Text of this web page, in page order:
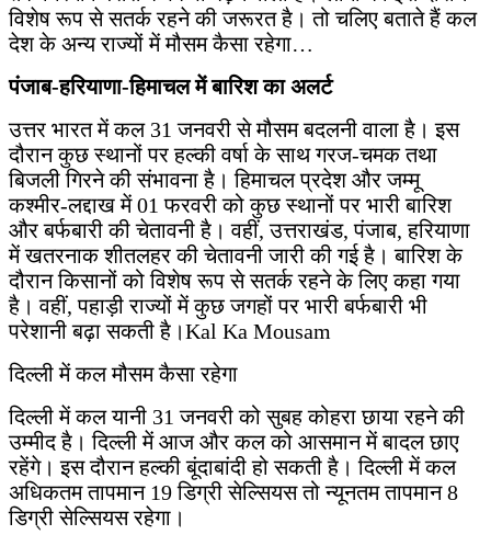
विशेष रूप से सतर्क रहने की जरूरत है। तो चलिए बताते हैं कल
देश के अन्य राज्यों में मौसम कैसा रहेगा…
पंजाब-हरियाणा-हिमाचल में बारिश का अलर्ट
उत्तर भारत में कल 31 जनवरी से मौसम बदलनी वाला है। इस
दौरान कुछ स्थानों पर हल्की वर्षा के साथ गरज-चमक तथा
बिजली गिरने की संभावना है। हिमाचल प्रदेश और जम्मू
कश्मीर-लद्दाख में 01 फरवरी को कुछ स्थानों पर भारी बारिश
और बर्फबारी की चेतावनी है। वहीं, उत्तराखंड, पंजाब, हरियाणा
में खतरनाक शीतलहर की चेतावनी जारी की गई है। बारिश के
दौरान किसानों को विशेष रूप से सतर्क रहने के लिए कहा गया
है। वहीं, पहाड़ी राज्यों में कुछ जगहों पर भारी बर्फबारी भी
परेशानी बढ़ा सकती है।Kal Ka Mousam
दिल्ली में कल मौसम कैसा रहेगा
दिल्ली में कल यानी 31 जनवरी को सुबह कोहरा छाया रहने की
उम्मीद है। दिल्ली में आज और कल को आसमान में बादल छाए
रहेंगे। इस दौरान हल्की बूंदाबांदी हो सकती है। दिल्ली में कल
अधिकतम तापमान 19 डिग्री सेल्सियस तो न्यूनतम तापमान 8
डिग्री सेल्सियस रहेगा।